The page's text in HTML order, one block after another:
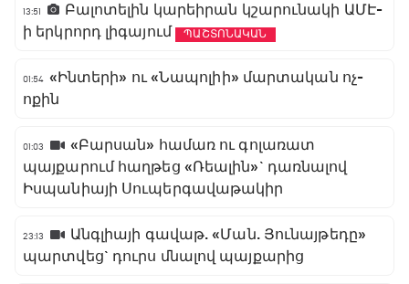
13:51
Բալոտելին կարեիրան կշարունակի ԱՄԷ-
ի երկրորդ լիգայում
ՊԱՇՏՈՆԱԿԱՆ
01:54 «Ինտերի» ու «Նապոլիի» մարտական ոչ-
ոքին
01:03
«Բարսան» համառ ու գոլառատ
պայքարում հաղթեց «Ռեալին»` դառնալով
Իսպանիայի Սուպերգավաթակիր
23:13
Անգլիայի գավաթ. «Ման. Յունայթեդը»
պարտվեց` դուրս մնալով պայքարից